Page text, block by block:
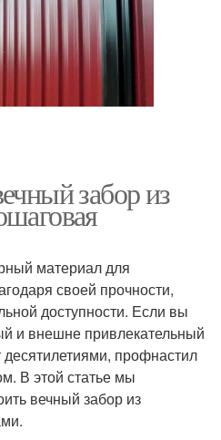
забор из
материал для
своей прочности,
доступности. Если вы
и внешне привлекательный
профнастил
В этой статье мы
вечный забор из